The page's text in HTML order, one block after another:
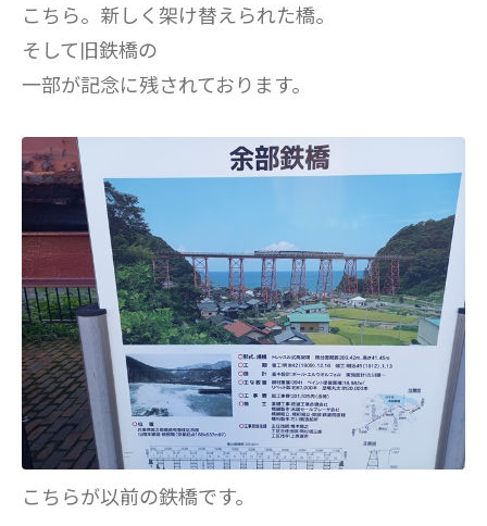
こちら。新しく架け替えられた橋。
そして旧鉄橋の
一部が記念に残されております。
こちらが以前の鉄橋です。